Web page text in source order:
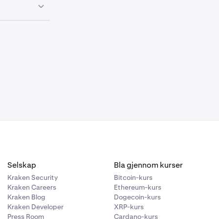
din og
for å slå
Selskap
Kraken Security
Kraken Careers
Kraken Blog
Kraken Developer
Press Room
Bla gjennom kurser
Bitcoin-kurs
Ethereum-kurs
Dogecoin-kurs
XRP-kurs
Cardano-kurs